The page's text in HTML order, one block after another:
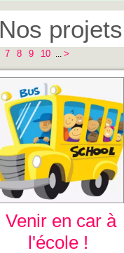
Nos projets
7 8 9 10 ...>
Venir en car à
l'école !